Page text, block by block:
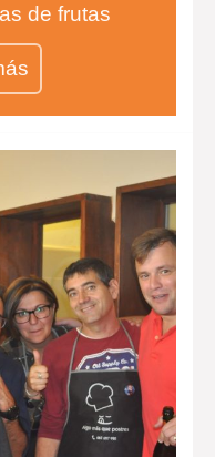
de frutas
negro y
estarán
fruta con
a
y texturas